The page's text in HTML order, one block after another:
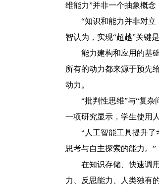
维能力”并非一个抽象概念
“知识和能力并非对
智认为，实现“超越”关键是
能力建构和应用的基
所有的动力都来源于预先
动力。
“批判性思维”与“复
一项研究显示，学生使用
“人工智能工具提升
思考与自主探索的能力。”
在知识存储、快速调
力、反思能力、人类独有